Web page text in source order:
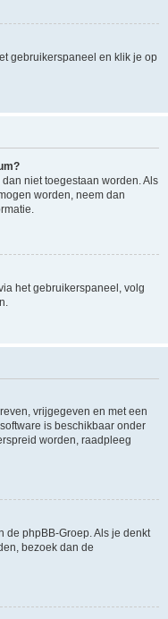
gebruikerspaneel en klik je op
niet toegestaan worden. Als
worden, neem dan
het gebruikerspaneel, volg
vrijgegeven en met een
is beschikbaar onder
worden, raadpleeg
de phpBB-Groep. Als je denkt
bezoek dan de